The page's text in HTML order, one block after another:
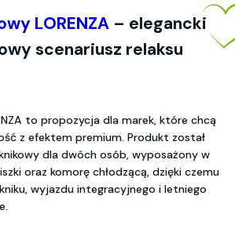
LORENZA – elegancki
scenariusz relaksu
to propozycja dla marek, które chcą
z efektem premium. Produkt został
dla dwóch osób, wyposażony w
oraz komorę chłodzącą, dzięki czemu
wyjazdu integracyjnego i letniego